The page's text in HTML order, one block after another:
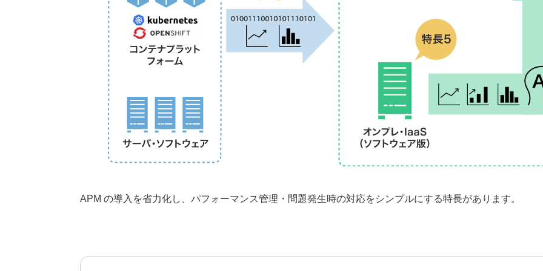
APM の導入を省力化し、パフォーマンス管理・問題発生時の対応をシンプルにする特長があります。